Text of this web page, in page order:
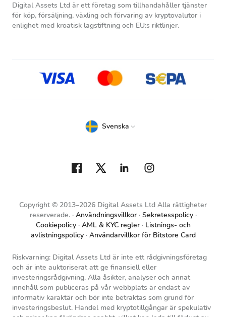
Digital Assets Ltd är ett företag som tillhandahåller tjänster
för köp, försäljning, växling och förvaring av kryptovalutor i
enlighet med kroatisk lagstiftning och EU:s riktlinjer.
Copyright © 2013–2026 Digital Assets Ltd Alla rättigheter
reserverade.
Användningsvillkor
Sekretesspolicy
Cookiepolicy
AML & KYC regler
Listnings- och
avlistningspolicy
Användarvillkor för Bitstore Card
Svenska
Riskvarning: Digital Assets Ltd är inte ett rådgivningsföretag
och är inte auktoriserat att ge finansiell eller
investeringsrådgivning. Alla åsikter, analyser och annat
innehåll som publiceras på vår webbplats är endast av
informativ karaktär och bör inte betraktas som grund för
investeringsbeslut. Handel med kryptotillgångar är spekulativ